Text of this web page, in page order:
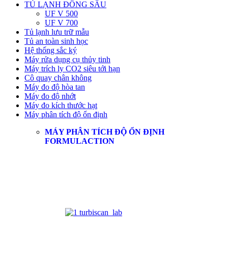
TỦ LẠNH ĐÔNG SÂU
UF V 500
UF V 700
Tủ lạnh lưu trữ mẫu
Tủ an toàn sinh học
Hệ thống sắc ký
Máy rửa dụng cụ thủy tinh
Máy trích ly CO2 siêu tới hạn
Cô quay chân không
Máy đo độ hòa tan
Máy đo độ nhớt
Máy đo kích thước hạt
Máy phân tích độ ổn định
MÁY PHÂN TÍCH ĐỘ ỔN ĐỊNH
FORMULACTION